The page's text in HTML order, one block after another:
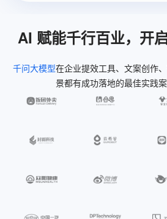
AI 赋能千行百业，开
千问大模型在企业提效工具、文案创作
景都有成功落地的最佳实践案